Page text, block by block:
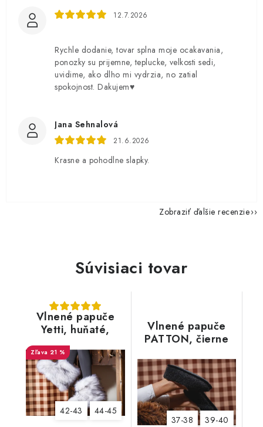
12.7.2026
Rychle dodanie, tovar splna moje ocakavania,
ponozky su prijemne, teplucke, velkosti sedi,
uvidime, ako dlho mi vydrzia, no zatial
spokojnost. Dakujem♥️
Jana Sehnalová
21.6.2026
Krasne a pohodlne slapky.
Zobraziť ďalšie recenzie
Súvisiaci tovar
Vlnené papuče
Yetti, huňaté,
biele, s kožušinou
21 %
42-43 44-45
Vlnené papuče
PATTON, čierne
37-38 39-40